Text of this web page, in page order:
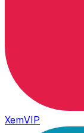
XemVIP